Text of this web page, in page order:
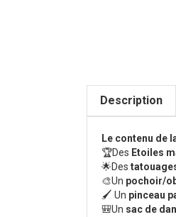
Description
Le contenu de
🏆Des Etoiles
🌟Des
🎨Un pochoir/
🖌 Un pinceau
🎒Un sac de